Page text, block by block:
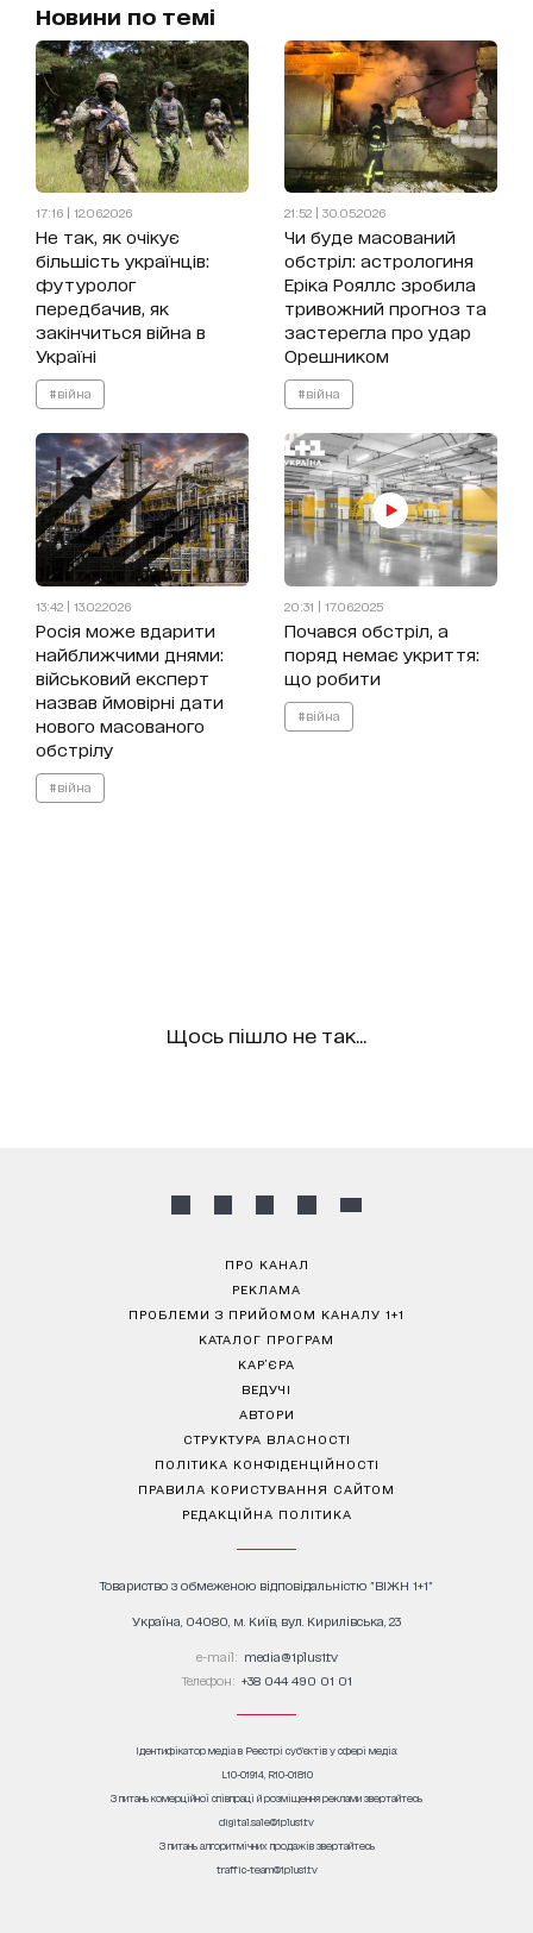
Новини по темі
17:16 | 12.06.2026
Не так, як очікує
більшість українців:
футуролог
передбачив, як
закінчиться війна в
Україні
#війна
21:52 | 30.05.2026
Чи буде масований
обстріл: астрологиня
Еріка Рояллс зробила
тривожний прогноз та
застерегла про удар
Орешником
#війна
13:42 | 13.02.2026
Росія може вдарити
найближчими днями:
військовий експерт
назвав ймовірні дати
нового масованого
обстрілу
#війна
20:31 | 17.06.2025
Почався обстріл, а
поряд немає укриття:
що робити
#війна
Щось пішло не так...
ПРО КАНАЛ
РЕКЛАМА
ПРОБЛЕМИ З ПРИЙОМОМ КАНАЛУ 1+1
КАТАЛОГ ПРОГРАМ
КАР’ЄРА
ВЕДУЧІ
АВТОРИ
СТРУКТУРА ВЛАСНОСТІ
ПОЛІТИКА КОНФІДЕНЦІЙНОСТІ
ПРАВИЛА КОРИСТУВАННЯ САЙТОМ
РЕДАКЦІЙНА ПОЛІТИКА
Товариство з обмеженою відповідальністю "ВІЖН 1+1"
Україна, 04080, м. Київ, вул. Кирилівська, 23
е-mail: media@1plus1.tv
Телефон: +38 044 490 01 01
Ідентифікатор медіа в Реєстрі суб’єктів у сфері медіа:
L10-01914, R10-01810
З питань комерційної співпраці й розміщення реклами звертайтесь
digital.sale@1plus1.tv
З питань алгоритмічних продажів звертайтесь
traffic-team@1plus1.tv